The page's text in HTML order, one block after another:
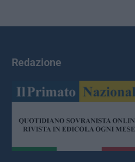
Redazione